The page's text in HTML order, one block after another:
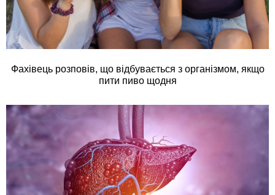
Фахівець розповів, що відбувається з організмом, якщо
пити пиво щодня